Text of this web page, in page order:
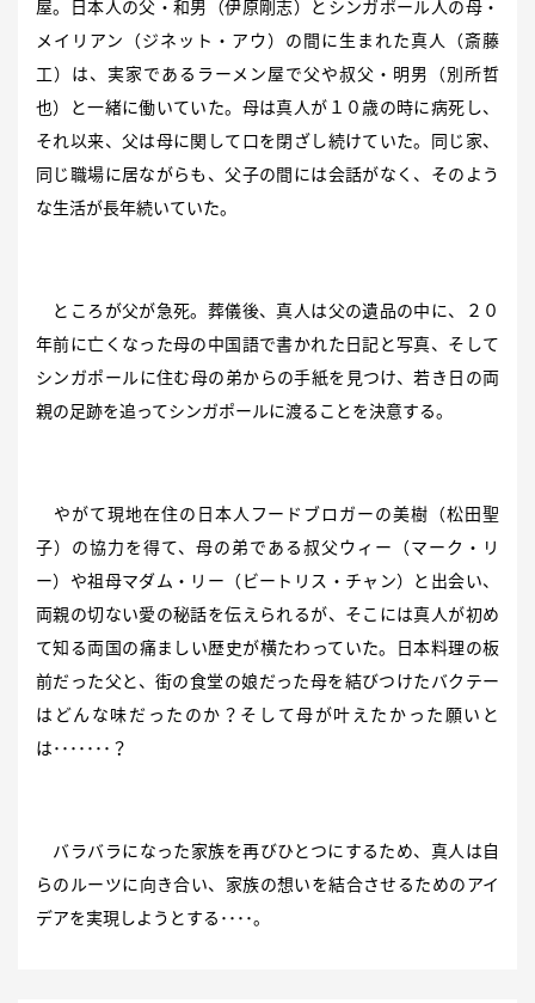
屋。日本人の父・和男（伊原剛志）とシンガポール人の母・
メイリアン（ジネット・アウ）の間に生まれた真人（斎藤
工）は、実家であるラーメン屋で父や叔父・明男（別所哲
也）と一緒に働いていた。母は真人が１０歳の時に病死し、
それ以来、父は母に関して口を閉ざし続けていた。同じ家、
同じ職場に居ながらも、父子の間には会話がなく、そのよう
な生活が長年続いていた。
ところが父が急死。葬儀後、真人は父の遺品の中に、２０
年前に亡くなった母の中国語で書かれた日記と写真、そして
シンガポールに住む母の弟からの手紙を見つけ、若き日の両
親の足跡を追ってシンガポールに渡ることを決意する。
やがて現地在住の日本人フードブロガーの美樹（松田聖
子）の協力を得て、母の弟である叔父ウィー（マーク・リ
ー）や祖母マダム・リー（ビートリス・チャン）と出会い、
両親の切ない愛の秘話を伝えられるが、そこには真人が初め
て知る両国の痛ましい歴史が横たわっていた。日本料理の板
前だった父と、街の食堂の娘だった母を結びつけたバクテー
はどんな味だったのか？そして母が叶えたかった願いと
は･･･････？
バラバラになった家族を再びひとつにするため、真人は自
らのルーツに向き合い、家族の想いを結合させるためのアイ
デアを実現しようとする････。